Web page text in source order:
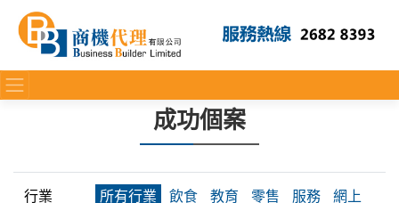
成功個案
行業 所有行業 飲食 教育 零售 服務
網上